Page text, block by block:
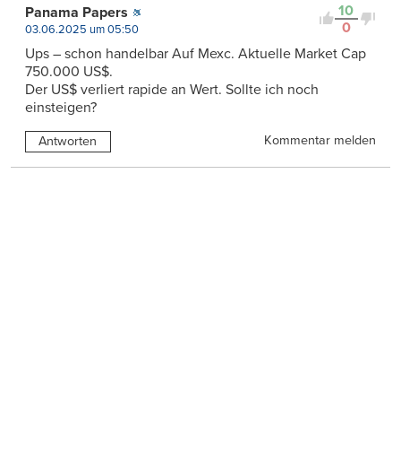
10
0
Panama Papers
03.06.2025 um 05:50
Ups – schon handelbar Auf Mexc. Aktuelle Market Cap
750.000 US$.
Der US$ verliert rapide an Wert. Sollte ich noch
einsteigen?
Antworten Kommentar melden